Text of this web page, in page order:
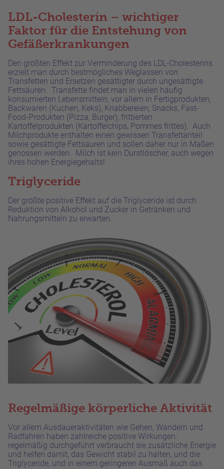
LDL-Cholesterin – wichtiger
Faktor für die Entstehung von
Gefäßerkrankungen
Den größten Effekt zur Verminderung des LDL-Cholesterins
erzielt man durch bestmögliches Weglassen von
Transfetten und Ersetzen gesättigter durch ungesättigte
Fettsäuren. Transfette findet man in vielen häufig
konsumierten Lebensmitteln, vor allem in Fertigprodukten,
Backwaren (Kuchen, Keks), Knabbereien, Snacks, Fast-
Food-Produkten (Pizza, Burger), frittierten
Kartoffelprodukten (Kartoffelchips, Pommes frittes). Auch
Milchprodukte enthalten einen gewissen Transfettanteil
sowie gesättigte Fettsäuren und sollen daher nur in Maßen
genossen werden. Milch ist kein Durstlöscher, auch wegen
ihres hohen Energiegehalts!
Triglyceride
Der größte positive Effekt auf die Triglyceride ist durch
Reduktion von Alkohol und Zucker in Getränken und
Nahrungsmitteln zu erwarten.
Regelmäßige körperliche Aktivität
Vor allem Ausdaueraktivitäten wie Gehen, Wandern und
Radfahren haben zahlreiche positive Wirkungen:
regelmäßig durchgeführt verbraucht sie zusätzliche Energie
und helfen damit, das Gewicht stabil zu halten, und die
Triglyceride, und in einem geringeren Ausmaß auch das